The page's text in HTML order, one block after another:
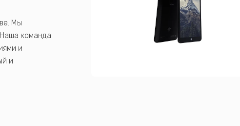
Мы
команда
и
и
а также
их
уже